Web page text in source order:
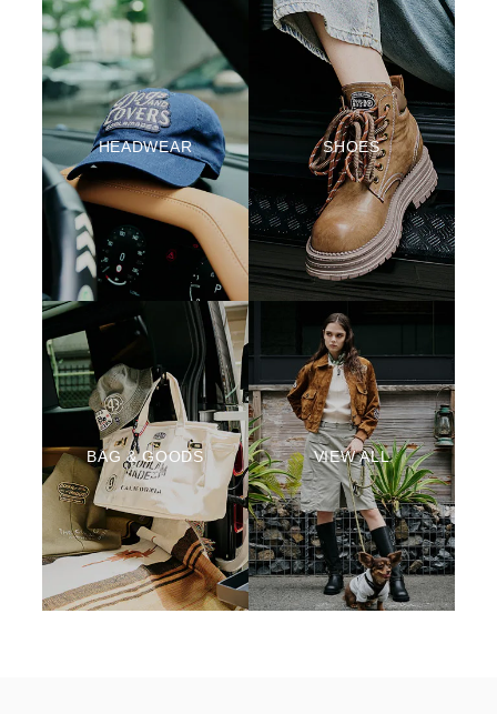
HEADWEAR SHOES
BAG & GOODS VIEW ALL